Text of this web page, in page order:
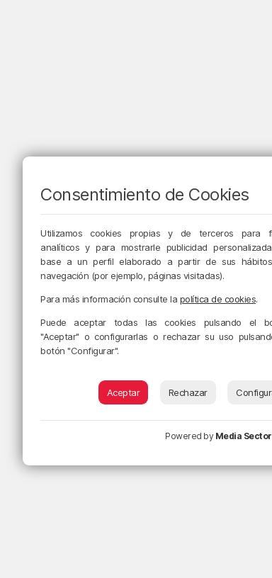
Consentimiento de Cookies
Utilizamos cookies propias y de terceros para
analíticos y para mostrarle publicidad
base a un perfil elaborado a partir de sus
navegación (por ejemplo, páginas visitadas).
Para más información consulte la política de cookies.
Puede aceptar todas las cookies pulsando el
"Aceptar" o configurarlas o rechazar su uso
botón "Configurar".
Aceptar Rechazar
Powered by Media Sector